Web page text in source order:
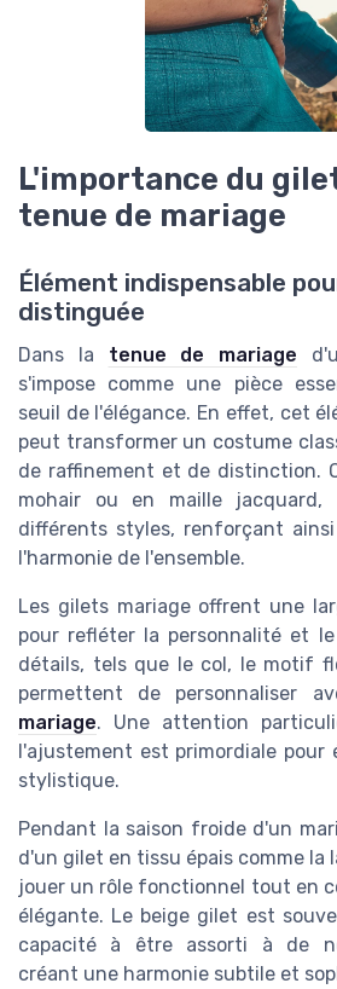
L'importance du
tenue de mariage
Élément indispensable
distinguée
Dans la tenue de mariage
s'impose comme une pièce
seuil de l'élégance. En effet, cet
peut transformer un costume
de raffinement et de distinction.
mohair ou en maille
différents styles, renforçant
l'harmonie de l'ensemble.
Les gilets mariage offrent une
pour refléter la personnalité et
détails, tels que le col, le motif
permettent de personnaliser
mariage. Une attention
l'ajustement est primordiale
stylistique.
Pendant la saison froide d'un
d'un gilet en tissu épais comme la
jouer un rôle fonctionnel tout en
élégante. Le beige gilet est
capacité à être assorti à de
créant une harmonie subtile et